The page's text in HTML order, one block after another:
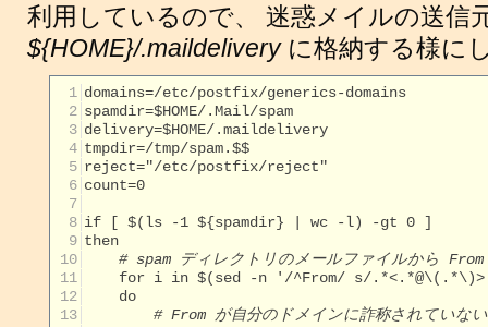
利用しているので、 迷惑メイルの送信
${HOME}/.maildeliveryに格納する様に
  1
domains=/etc/postfix/generics-
  2
spamdir=$HOME/.Mail/
  3
delivery=$HOME/
  4
tmpdir=/tmp/
  5
reject="/etc/postfix/
  6
count=0
  7
  8
  9
then
10
# spam ディレクトリのメールファイルから
11
12
    do
13
# From が自分のドメインに詐称されてい